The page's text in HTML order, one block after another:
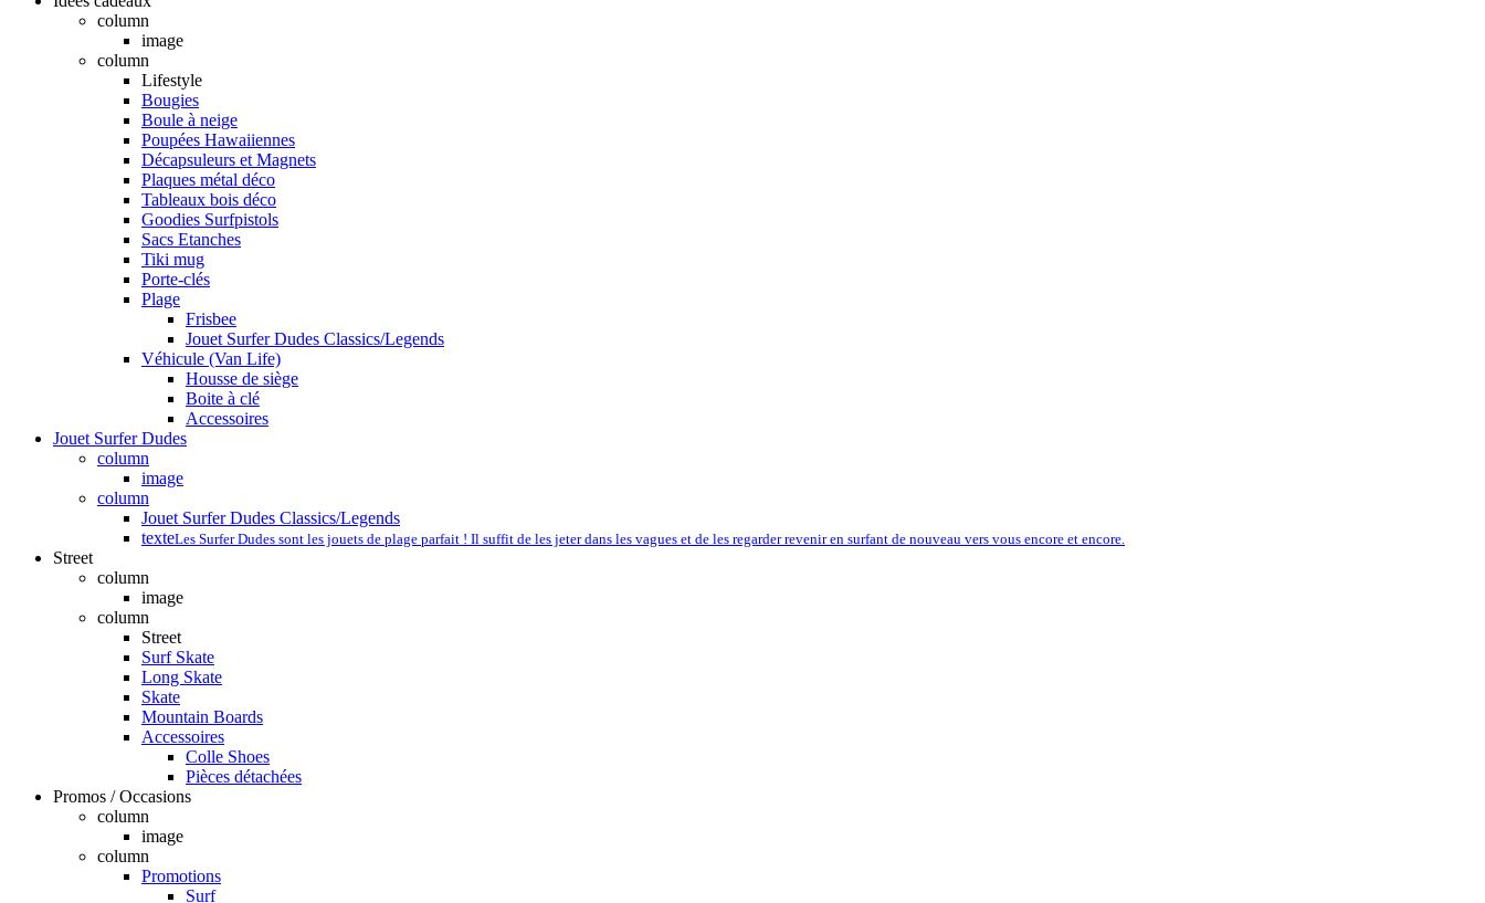
column
image
column
Lifestyle
Bougies
Boule à neige
Poupées Hawaiiennes
Décapsuleurs et Magnets
Plaques métal déco
Tableaux bois déco
Goodies Surfpistols
Sacs Etanches
Tiki mug
Porte-clés
Plage
Frisbee
Jouet Surfer Dudes Classics/Legends
Véhicule (Van Life)
Housse de siège
Boite à clé
Accessoires
Jouet Surfer Dudes
column
image
column
Jouet Surfer Dudes Classics/Legends
texteLes Surfer Dudes sont les jouets de plage parfait ! Il suffit de les jeter dans les vagues et de les regarder revenir en surfant de nouveau vers vous encore et encore.
Street
column
image
column
Street
Surf Skate
Long Skate
Skate
Mountain Boards
Accessoires
Colle Shoes
Pièces détachées
Promos / Occasions
column
image
column
Promotions
Surf